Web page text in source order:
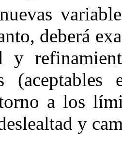
deberá
y
a los
y